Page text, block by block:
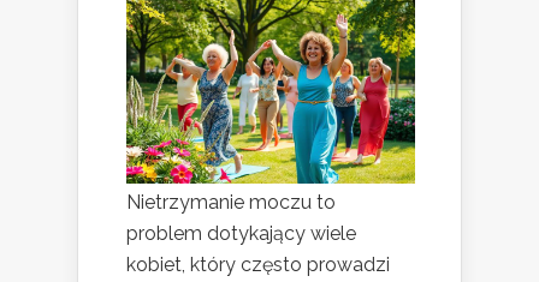
Nietrzymanie moczu to
problem dotykający wiele
kobiet, który często prowadzi